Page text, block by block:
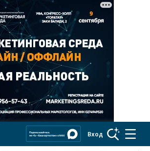
в «Ъ» www.kommersant.ru/ad
Вход